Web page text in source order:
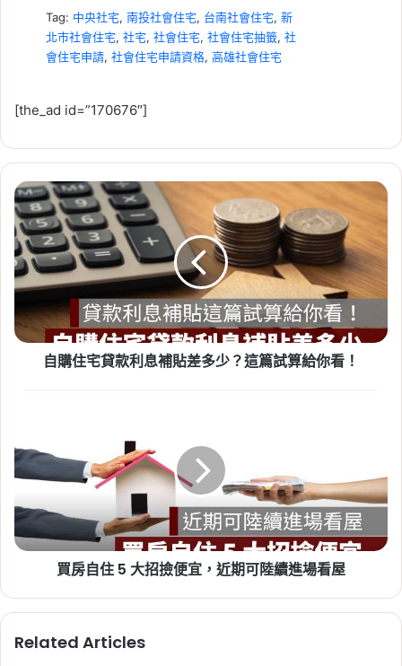
Tag: 中央社宅, 南投社會住宅, 台南社會住宅, 新
北市社會住宅, 社宅, 社會住宅, 社會住宅抽籤, 社
會住宅申請, 社會住宅申請資格, 高雄社會住宅
2026-07-23
租賃專法修法急轉彎！3 年租
期、續約漲租上限暫緩，最新重
點一次看
Tag:房東,社會住宅,租屋,租屋族,租屋注意事
項,租屋糾紛,租屋補助 ,租屋補助申請 ,租屋補助
資格
2026-07-20
新竹人注意！竹科旁將新增 838
戶社宅，「金城安居」預計
2029 年完工
[the_ad id=”170676″]
自
購
住
宅
貸
款
息
補
篇
試
給
你
看！
自購住宅貸款利息補貼差多少？這篇試算給你看！
住
5
招
撿
便
陸
買房自住 5 大招撿便宜，近期可陸續進場看屋
Related Articles